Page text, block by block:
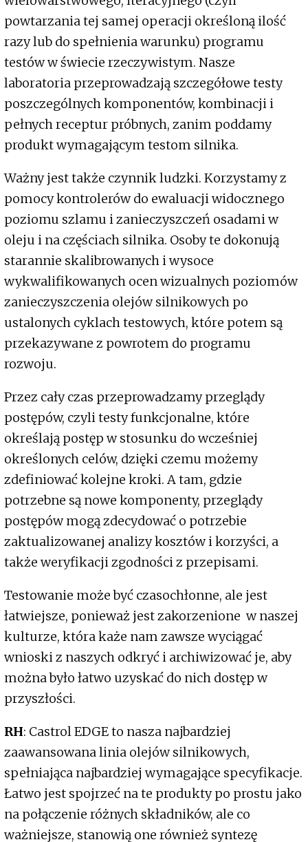
powtarzania tej samej operacji określoną ilość
razy lub do spełnienia warunku) programu
testów w świecie rzeczywistym. Nasze
laboratoria przeprowadzają szczegółowe testy
poszczególnych komponentów, kombinacji i
pełnych receptur próbnych, zanim poddamy
produkt wymagającym testom silnika.
Ważny jest także czynnik ludzki. Korzystamy z
pomocy kontrolerów do ewaluacji widocznego
poziomu szlamu i zanieczyszczeń osadami w
oleju i na częściach silnika. Osoby te dokonują
starannie skalibrowanych i wysoce
wykwalifikowanych ocen wizualnych poziomów
zanieczyszczenia olejów silnikowych po
ustalonych cyklach testowych, które potem są
przekazywane z powrotem do programu
rozwoju.
Przez cały czas przeprowadzamy przeglądy
postępów, czyli testy funkcjonalne, które
określają postęp w stosunku do wcześniej
określonych celów, dzięki czemu możemy
zdefiniować kolejne kroki. A tam, gdzie
potrzebne są nowe komponenty, przeglądy
postępów mogą zdecydować o potrzebie
zaktualizowanej analizy kosztów i korzyści, a
także weryfikacji zgodności z przepisami.
Testowanie może być czasochłonne, ale jest
łatwiejsze, ponieważ jest zakorzenione w naszej
kulturze, która każe nam zawsze wyciągać
wnioski z naszych odkryć i archiwizować je, aby
można było łatwo uzyskać do nich dostęp w
przyszłości.
RH: Castrol EDGE to nasza najbardziej
zaawansowana linia olejów silnikowych,
spełniająca najbardziej wymagające specyfikacje.
Łatwo jest spojrzeć na te produkty po prostu jako
na połączenie różnych składników, ale co
ważniejsze, stanowią one również syntezę